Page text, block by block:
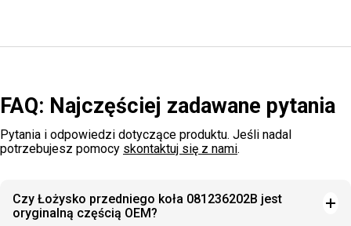
FAQ: Najczęściej zadawane pytania
Pytania i odpowiedzi dotyczące produktu. Jeśli nadal
potrzebujesz pomocy skontaktuj się z nami.
Czy Łożysko przedniego koła 081236202B jest
oryginalną częścią OEM?